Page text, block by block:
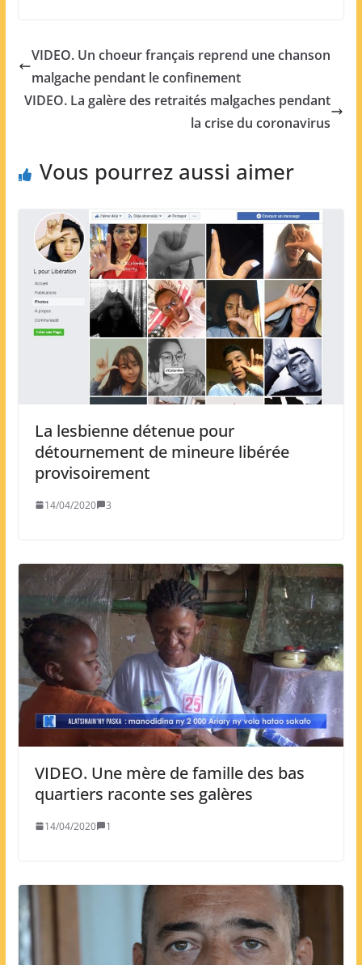
VIDEO. Un choeur français reprend une chanson
malgache pendant le confinement
VIDEO. La galère des retraités malgaches pendant
la crise du coronavirus
Vous pourrez aussi aimer
La lesbienne détenue pour
détournement de mineure libérée
provisoirement
14/04/2020 3
VIDEO. Une mère de famille des bas
quartiers raconte ses galères
14/04/2020 1